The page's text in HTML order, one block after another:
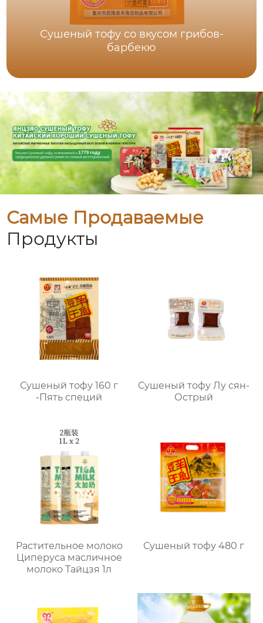
Сушеный тофу со вкусом грибов-
барбекю
Самые Продаваемые
Продукты
Сушеный тофу 160 г
-Пять специй
Сушеный тофу Лу сян-
Острый
Растительное молоко
Циперуса масличное
молоко Тайцзя 1л
Сушеный тофу 480 г